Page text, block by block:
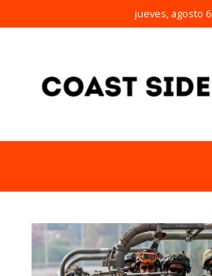
jueves, agosto 6